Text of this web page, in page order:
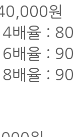
원
배율 :
배율 :
배율 :